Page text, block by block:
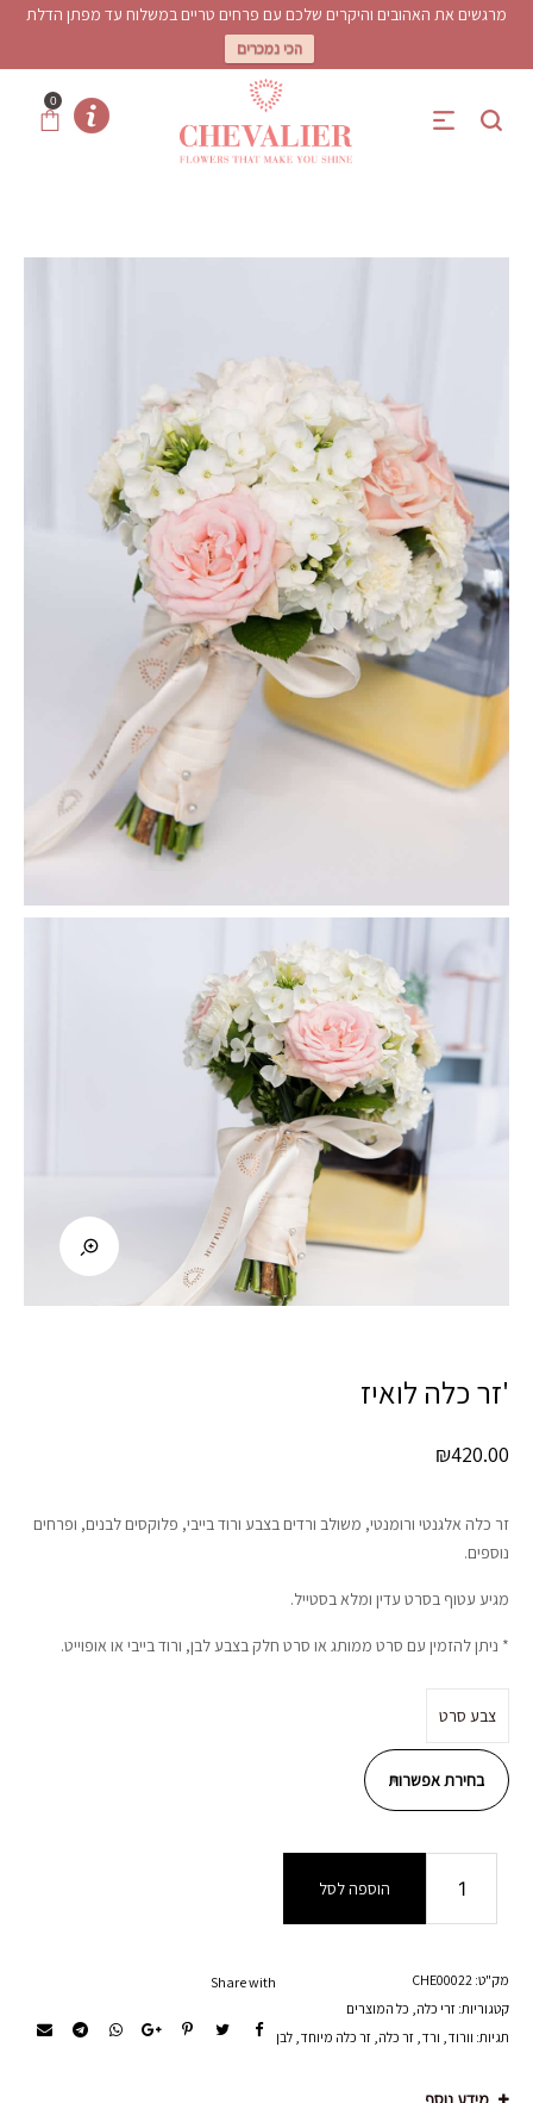
מרגשים את האהובים והיקרים שלכם עם פרחים טריים במשלוח עד מפתן הדלת
הכי נמכרים
0
'זר כלה לואיז
₪420.00
זר כלה אלגנטי ורומנטי, משולב ורדים בצבע ורוד בייבי, פלוקסים לבנים, ופרחים
נוספים.
מגיע עטוף בסרט עדין ומלא בסטייל.
* ניתן להזמין עם סרט ממותג או סרט חלק בצבע לבן, ורוד בייבי או אופוייט.
צבע סרט
'זר
לואיז
הוספה לסל
מק"ט: CHE00022
קטגוריות: זרי כלה כל המוצרים
תגיות: וורוד ורד זר כלה זר כלה מיוחד לבן
Share with